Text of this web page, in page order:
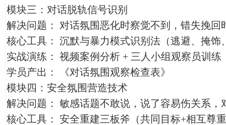
模块三：对话脱轨信号识别
解决问题： 对话氛围恶化时察觉不到，错失挽回
核心工具： 沉默与暴力模式识别法（逃避、掩饰
实战演练： 视频案例分析 + 三人小组观察员训练
学员产出： 《对话氛围观察检查表》
模块四：安全氛围营造技术
解决问题： 敏感话题不敢说，说了容易伤关系，
核心工具： 安全重建三板斧（共同目标+相互尊